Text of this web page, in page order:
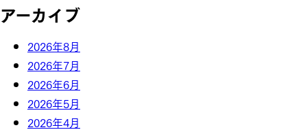
アーカイブ
2026年8月
2026年7月
2026年6月
2026年5月
2026年4月